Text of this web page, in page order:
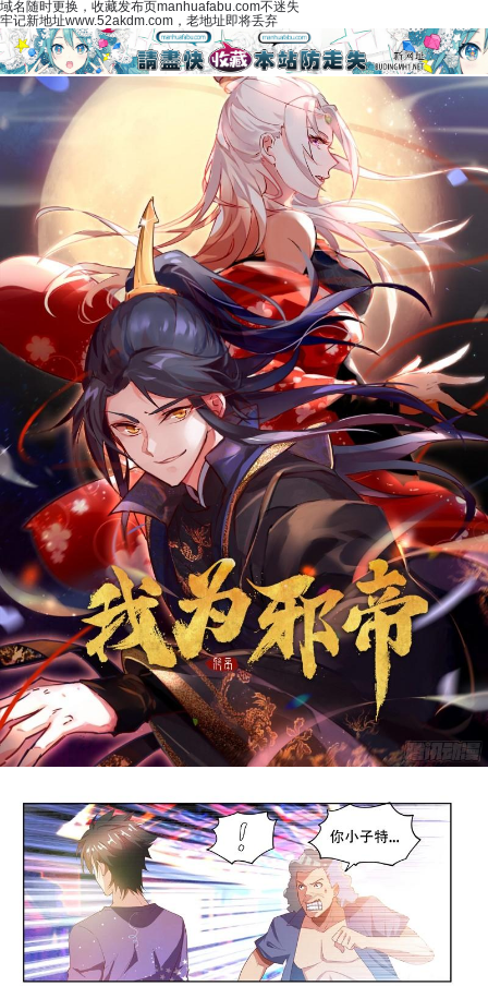
域名随时更换，收藏发布页manhuafabu.com不迷失
牢记新地址www.52akdm.com，老地址即将丢弃